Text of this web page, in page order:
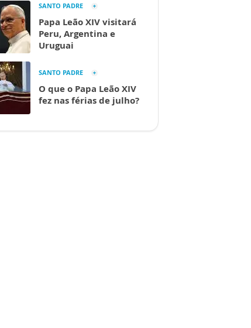
SANTO PADRE
Papa Leão XIV visitará
Peru, Argentina e
Uruguai
SANTO PADRE
O que o Papa Leão XIV
fez nas férias de julho?